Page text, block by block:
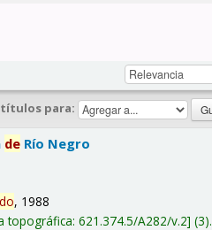
para:
de Río Negro
, 1988
topográfica:621.374.5/A282/v.2 (3).